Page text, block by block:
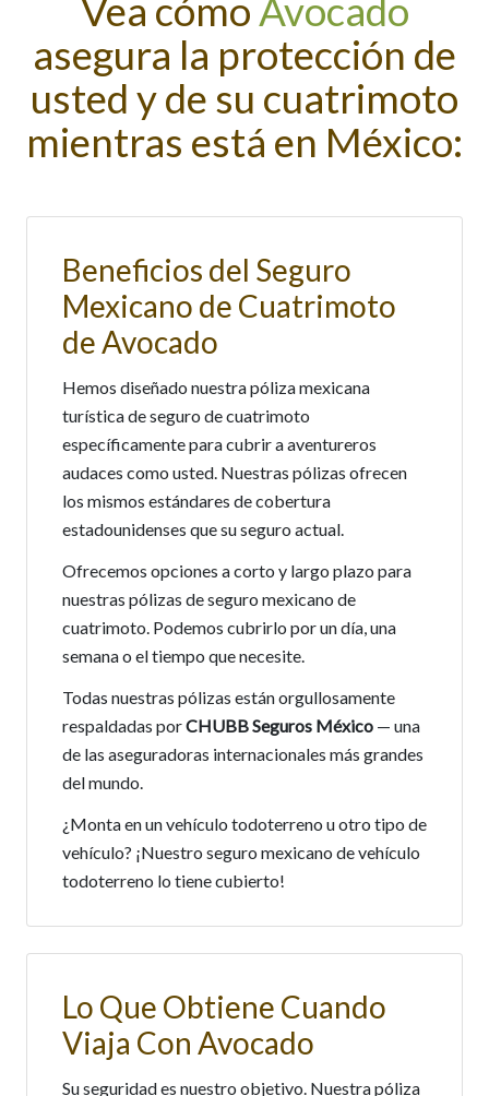
Vea cómo Avocado
asegura la protección de
usted y de su cuatrimoto
mientras está en México:
Beneficios del Seguro
Mexicano de Cuatrimoto
de Avocado
Hemos diseñado nuestra póliza mexicana
turística de seguro de cuatrimoto
específicamente para cubrir a aventureros
audaces como usted. Nuestras pólizas ofrecen
los mismos estándares de cobertura
estadounidenses que su seguro actual.
Ofrecemos opciones a corto y largo plazo para
nuestras pólizas de seguro mexicano de
cuatrimoto. Podemos cubrirlo por un día, una
semana o el tiempo que necesite.
Todas nuestras pólizas están orgullosamente
respaldadas porCHUBB Seguros México — una
de las aseguradoras internacionales más grandes
del mundo.
¿Monta en un vehículo todoterreno u otro tipo de
vehículo? ¡Nuestro seguro mexicano de vehículo
todoterreno lo tiene cubierto!
Lo Que Obtiene Cuando
Viaja Con Avocado
Su seguridad es nuestro objetivo. Nuestra póliza